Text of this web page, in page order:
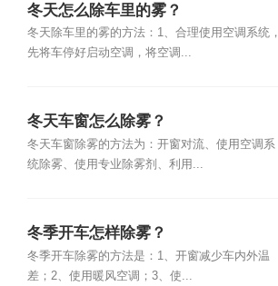
冬天怎么除车里的雾？
冬天除车里的雾的方法：1、合理使用空调系统，
先将车停好启动空调，将空调...
冬天车窗怎么除雾？
冬天车窗除雾的方法为：开窗对流、使用空调系
统除雾、使用专业除雾剂、利用...
冬季开车怎样除雾？
冬季开车除雾的方法是：1、开窗减少车内外温
差；2、使用暖风空调；3、使...